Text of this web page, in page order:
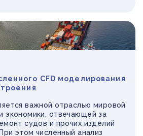
CFD моделирования
важной отраслью мировой
экономики, отвечающей за
судов и прочих изделий
этом численный анализ